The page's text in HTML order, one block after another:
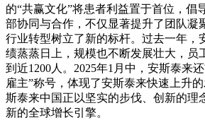
的“共赢文化”将患者利益置于首位，倡
部协同与合作，不仅显著提升了团队凝
行业转型树立了新的标杆。过去一年，
绩蒸蒸日上，规模也不断发展壮大，员
到近1200人。2025年1月中，安斯泰来
雇主”称号，体现了安斯泰来快速上升
斯泰来中国正以坚实的步伐、创新的理
新的全球增长引擎。